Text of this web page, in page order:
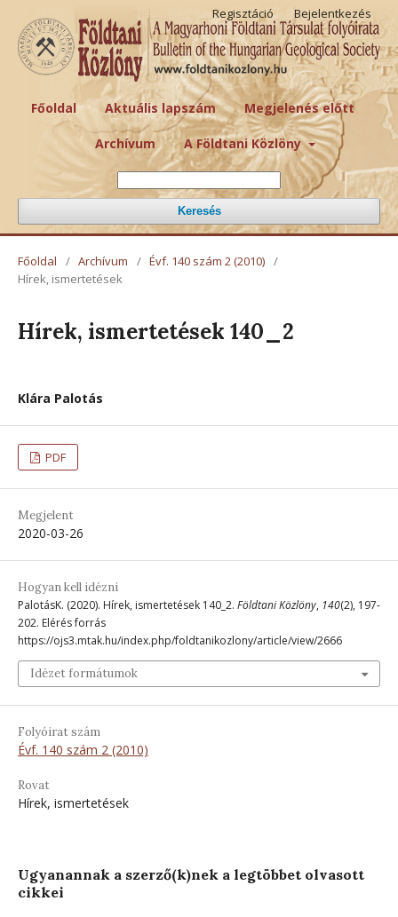
Főoldal Aktuális lapszám Megjelenés előtt
Archívum A Földtani Közlöny
Keresés
Regisztáció Bejelentkezés
Főoldal / Archívum / Évf. 140 szám 2 (2010) /
Hírek, ismertetések
Hírek, ismertetések 140_2
Klára Palotás
PDF
Megjelent
2020-03-26
Hogyan kell idézni
PalotásK. (2020). Hírek, ismertetések 140_2. Földtani Közlöny, 140(2), 197-
202. Elérés forrás
https://ojs3.mtak.hu/index.php/foldtanikozlony/article/view/2666
Idézet formátumok
Folyóirat szám
Évf. 140 szám 2 (2010)
Rovat
Hírek, ismertetések
Ugyanannak a szerző(k)nek a legtöbbet olvasott
cikkei